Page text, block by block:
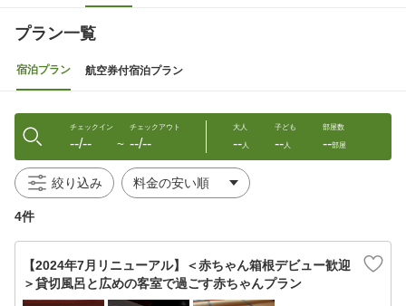
プラン一覧
宿泊プラン 航空券付宿泊プラン
チェックイン
--/-- 〜
チェックアウト
--/--
大人
--人
子ども
--人
部屋数
--部屋
絞り込み
4件
【2024年7月リニューアル】＜赤ちゃん箱根デビュー歓迎
＞貸切風呂と広めの客室で過ごす赤ちゃんプラン